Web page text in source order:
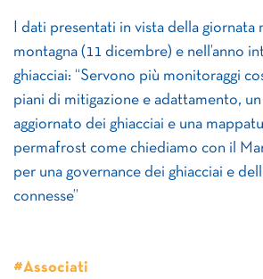
I dati presentati in vista della giornata
montagna (11 dicembre) e nell’anno
ghiacciai: “Servono più monitoraggi
piani di mitigazione e adattamento,
aggiornato dei ghiacciai e una
permafrost come chiediamo con il
per una governance dei ghiacciai e
connesse”
#Associati